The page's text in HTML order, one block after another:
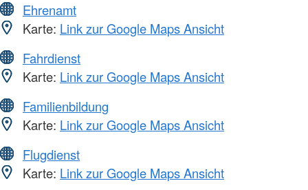
Ehrenamt
Karte: Link zur Google Maps Ansicht
Fahrdienst
Karte: Link zur Google Maps Ansicht
Familienbildung
Karte: Link zur Google Maps Ansicht
Flugdienst
Karte: Link zur Google Maps Ansicht